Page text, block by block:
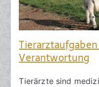
Verantwortung
Tierärzte sind